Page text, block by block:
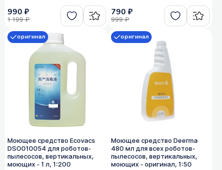
990 ₽
1 199 ₽
790 ₽
999 ₽
Моющее средство Ecovacs
DSO010054 для роботов-
пылесосов, вертикальных,
моющих - 1 л, 1:200
оригинал
Моющее средство Deerma
480 мл для всех роботов-
пылесосов, вертикальных,
моющих - оригинал, 1:50
оригинал